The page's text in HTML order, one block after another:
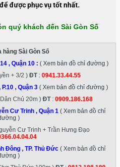
để được phục vụ tốt nhất.
quý khách đến Sài Gòn Số
Sài Gòn Số
, Quận 10: ( Xem bản đồ chỉ đường )
+ 3/2 ) ĐT: 0941.33.44.55
, Quận 3 ( Xem bản đồ chỉ đường )
Chủ 20m ) ĐT: 0909.186.168
Cư Trinh , Quận 1 ( Xem bản đồ chỉ
)
Cư Trinh + Trần Hưng Đạo
Đông , TP. Thủ Đức( Xem bản đồ chỉ
)